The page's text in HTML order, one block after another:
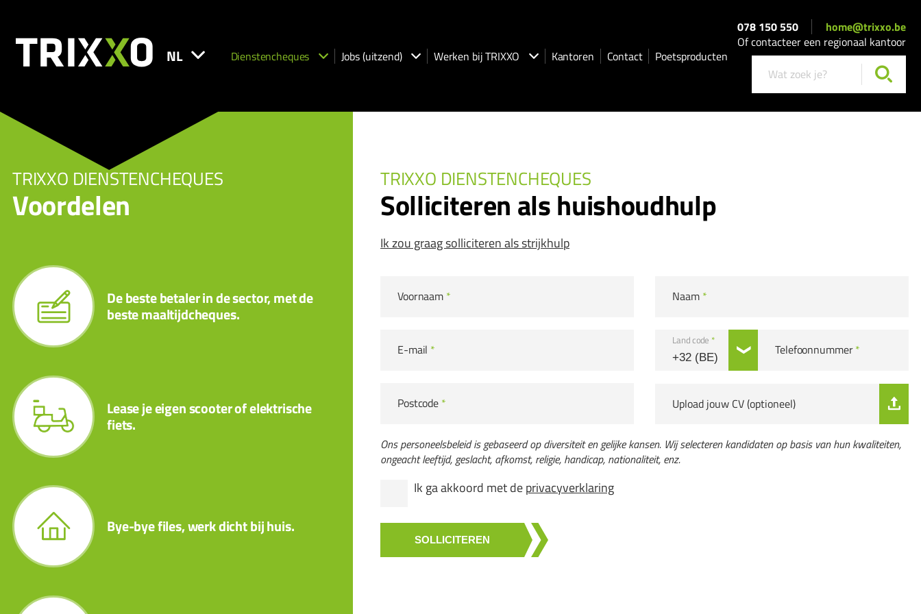
NL Dienstencheques Jobs (uitzend) Werken bij TRIXXO Kantoren Contact Poetsproducten
078 150 550
home@trixxo.be
Of contacteer een regionaal kantoor
TRIXXO DIENSTENCHEQUES
Voordelen
De beste betaler in de sector, met de
beste maaltijdcheques.
Lease je eigen scooter of elektrische
fiets.
Bye-bye files, werk dicht bij huis.
TRIXXO DIENSTENCHEQUES
Solliciteren als huishoudhulp
Ik zou graag solliciteren als strijkhulp
Voornaam * Naam *
E-mail *
Land code *
Telefoonnummer*
Postcode * Upload jouw CV (optioneel)
Ons personeelsbeleid is gebaseerd op diversiteit en gelijke kansen. Wij selecteren kandidaten op basis van hun kwaliteiten,
ongeacht leeftijd, geslacht, afkomst, religie, handicap, nationaliteit, enz.
Ik ga akkoord met deprivacyverklaring
SOLLICITEREN